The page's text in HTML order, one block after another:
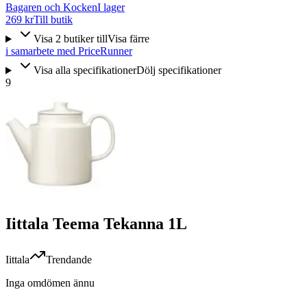
Bagaren och KockenI lager
269 krTill butik
Visa 2 butiker tillVisa färre
i samarbete med PriceRunner
Visa alla specifikationerDölj specifikationer
9
Iittala Teema Tekanna 1L
Iittala
Trendande
Inga omdömen ännu